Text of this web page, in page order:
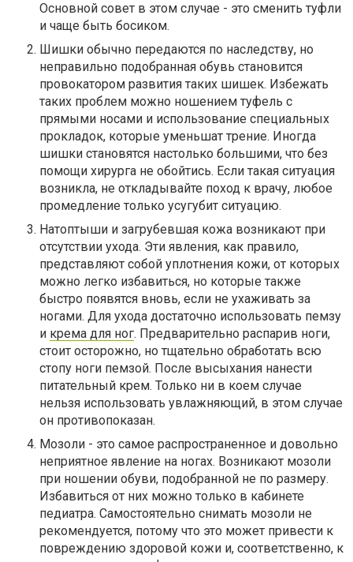
Основной совет в этом случае - это сменить туфли
и чаще быть босиком.
Шишки обычно передаются по наследству, но
неправильно подобранная обувь становится
провокатором развития таких шишек. Избежать
таких проблем можно ношением туфель с
прямыми носами и использование специальных
прокладок, которые уменьшат трение. Иногда
шишки становятся настолько большими, что без
помощи хирурга не обойтись. Если такая ситуация
возникла, не откладывайте поход к врачу, любое
промедление только усугубит ситуацию.
Натоптыши и загрубевшая кожа возникают при
отсутствии ухода. Эти явления, как правило,
представляют собой уплотнения кожи, от которых
можно легко избавиться, но которые также
быстро появятся вновь, если не ухаживать за
ногами. Для ухода достаточно использовать пемзу
и крема для ног. Предварительно распарив ноги,
стоит осторожно, но тщательно обработать всю
стопу ноги пемзой. После высыхания нанести
питательный крем. Только ни в коем случае
нельзя использовать увлажняющий, в этом случае
он противопоказан.
Мозоли - это самое распространенное и довольно
неприятное явление на ногах. Возникают мозоли
при ношении обуви, подобранной не по размеру.
Избавиться от них можно только в кабинете
педиатра. Самостоятельно снимать мозоли не
рекомендуется, потому что это может привести к
повреждению здоровой кожи и, соответственно, к